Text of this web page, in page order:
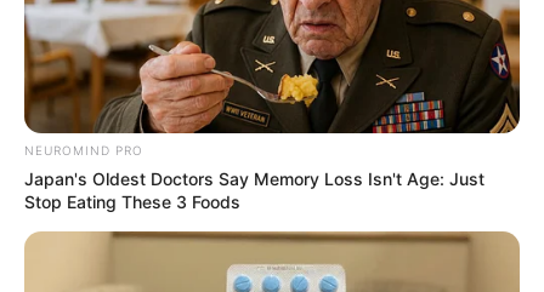
NEUROMIND PRO
Japan's Oldest Doctors Say Memory Loss Isn't Age: Just
Stop Eating These 3 Foods